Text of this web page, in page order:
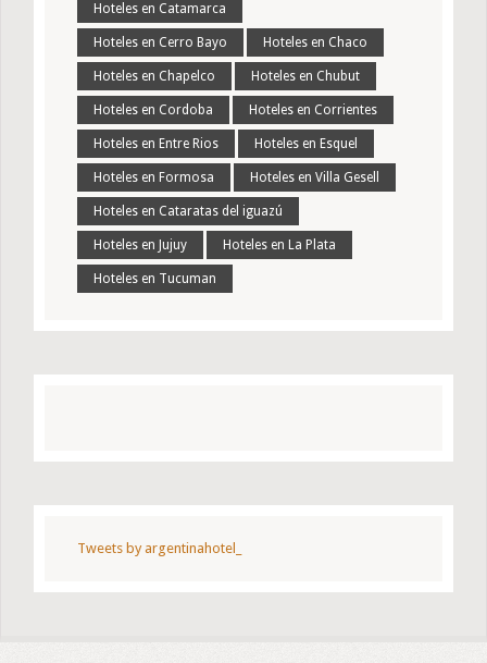
Hoteles en Catamarca
Hoteles en Cerro Bayo Hoteles en Chaco
Hoteles en Chapelco Hoteles en Chubut
Hoteles en Cordoba Hoteles en Corrientes
Hoteles en Entre Rios Hoteles en Esquel
Hoteles en Formosa Hoteles en Villa Gesell
Hoteles en Cataratas del iguazú
Hoteles en Jujuy Hoteles en La Plata
Hoteles en Tucuman
Tweets by argentinahotel_